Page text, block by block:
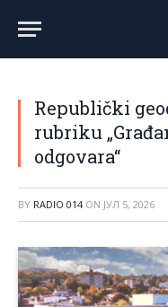
Republički
rubriku
odgovara“
BY RADIO 014 ON ЈУЛ 5, 2026